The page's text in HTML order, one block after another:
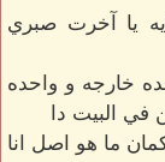
يا آخرت صبري
خارجه و واحده
في البيت دا
ما هو اصل انا